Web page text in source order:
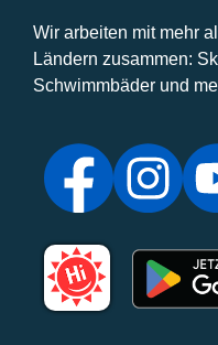
Wir arbeiten mit mehr
Ländern zusammen:
Schwimmbäder und